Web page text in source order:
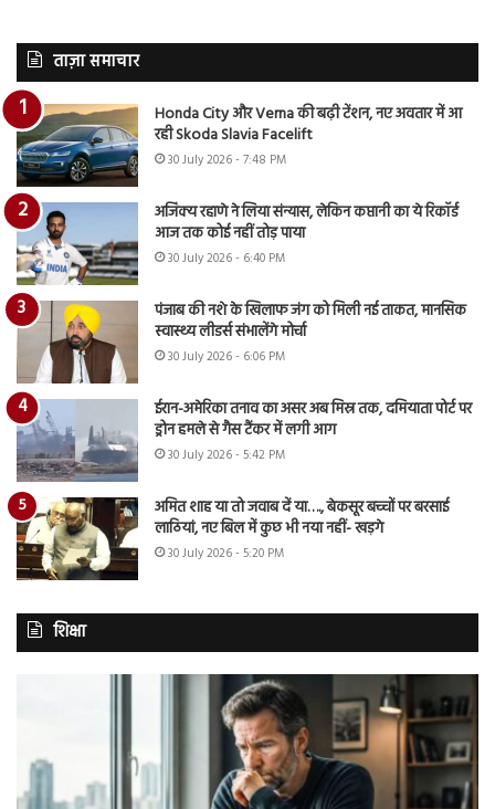
ताज़ा समाचार
Honda City और Verna की बढ़ी टेंशन, नए अवतार में आ
रही Skoda Slavia Facelift
30 July 2026 - 7:48 PM
अजिंक्य रहाणे ने लिया संन्यास, लेकिन कप्तानी का ये रिकॉर्ड
आज तक कोई नहीं तोड़ पाया
30 July 2026 - 6:40 PM
पंजाब की नशे के खिलाफ जंग को मिली नई ताकत, मानसिक
स्वास्थ्य लीडर्स संभालेंगे मोर्चा
30 July 2026 - 6:06 PM
ईरान-अमेरिका तनाव का असर अब मिस्र तक, दमियाता पोर्ट पर
ड्रोन हमले से गैस टैंकर में लगी आग
30 July 2026 - 5:42 PM
अमित शाह या तो जवाब दें या…., बेकसूर बच्चों पर बरसाई
लाठियां, नए बिल में कुछ भी नया नहीं- खड़गे
30 July 2026 - 5:20 PM
शिक्षा